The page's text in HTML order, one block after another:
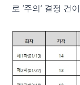
로 ‘주의’ 결정 건